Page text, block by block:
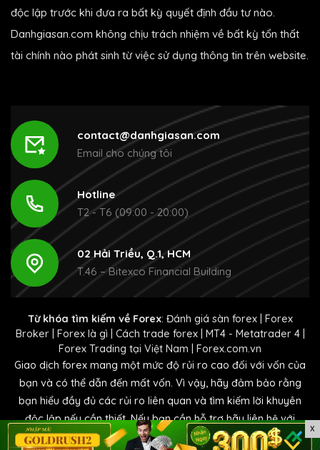
độc lập trước khi đưa ra bất kỳ quyết định đầu tư nào.
Danhgiasan.com không chịu trách nhiệm về bất kỳ tổn thất
tài chính nào phát sinh từ việc sử dụng thông tin trên website.
contact@danhgiasan.com
Email cho chúng tôi
Hotline
T2 - T6 (09:00 - 20:00)
02 Hải Triều, Q.1, HCM
T.46 – Bitexco Financial Building
Từ khóa tìm kiếm về Forex: Đánh giá sàn forex| Forex
Broker| Forex là gì Cách trade forex| MT4 - Metatrader 4|
Forex Trading tại Việt Nam
Forex.com.vn
Giao dịch forex mang một mức độ rủi ro cao đối với vốn của
bạn và có thể dẫn đến mất vốn. Vì vậy, hãy đảm bảo rằng
bạn hiểu đầy đủ các rủi ro liên quan và tìm kiếm lời khuyên
độc lập nếu cần thiết. Nếu bạn cần hỗ trợ hãy liên hệ với
chúng tôi tạicontact@danhgiasan.com.
X